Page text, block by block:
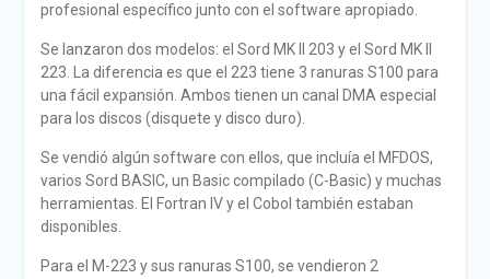
profesional específico junto con el software apropiado.
Se lanzaron dos modelos: el Sord MK II 203 y el Sord MK II
223. La diferencia es que el 223 tiene 3 ranuras S100 para
una fácil expansión. Ambos tienen un canal DMA especial
para los discos (disquete y disco duro).
Se vendió algún software con ellos, que incluía el MFDOS,
varios Sord BASIC, un Basic compilado (C-Basic) y muchas
herramientas. El Fortran IV y el Cobol también estaban
disponibles.
Para el M-223 y sus ranuras S100, se vendieron 2